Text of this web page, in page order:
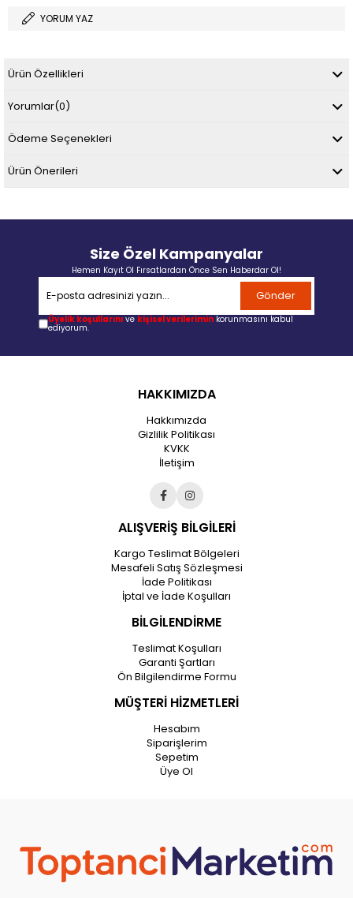
YORUM YAZ
Ürün Özellikleri
Yorumlar(0)
Ödeme Seçenekleri
Ürün Önerileri
Size Özel Kampanyalar
Hemen Kayıt Ol Fırsatlardan Önce Sen Haberdar Ol!
Gönder
Üyelik koşullarını ve kişisel verilerimin korunmasını kabul
ediyorum.
HAKKIMIZDA
Hakkımızda
Gizlilik Politikası
KVKK
İletişim
ALIŞVERİŞ BİLGİLERİ
Kargo Teslimat Bölgeleri
Mesafeli Satış Sözleşmesi
İade Politikası
İptal ve İade Koşulları
BİLGİLENDİRME
Teslimat Koşulları
Garanti Şartları
Ön Bilgilendirme Formu
MÜŞTERİ HİZMETLERİ
Hesabım
Siparişlerim
Sepetim
Üye Ol